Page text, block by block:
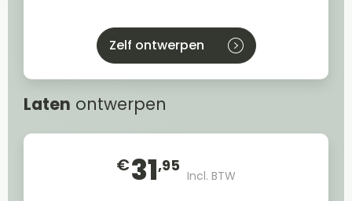
Zelf ontwerpen
Laten ontwerpen
€31,95
Incl. BTW